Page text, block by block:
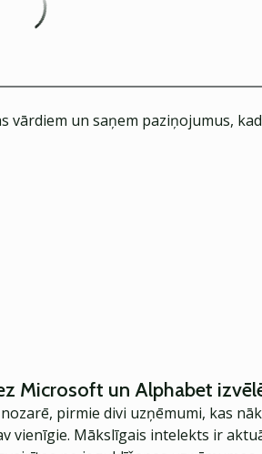
vārdiem un saņem paziņojumus,
Microsoft un Alphabet
pirmie divi uzņēmumi, kas
Mākslīgais intelekts ir